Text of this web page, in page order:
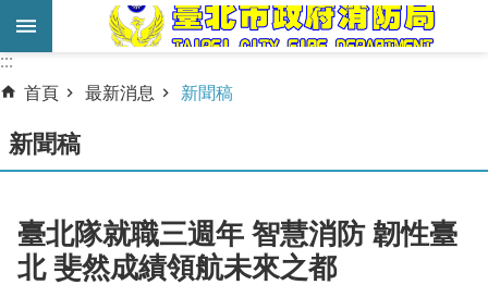
跳到主要內容區塊
進
搜
尋
業
務
服
:::
:::
首頁
最新消息 新聞稿
新聞稿
臺北隊就職三週年 智慧消防 韌性臺
北 斐然成績領航未來之都